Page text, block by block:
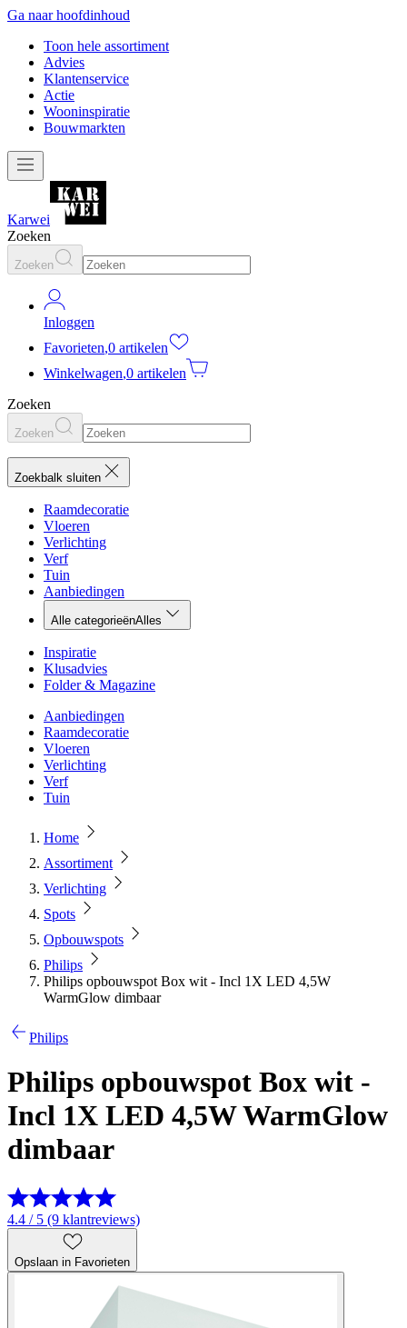
Ga naar hoofdinhoud
Toon hele assortiment
Advies
Klantenservice
Actie
Wooninspiratie
Bouwmarkten
Karwei
Zoeken
Zoeken
Inloggen
Favorieten,0 artikelen
Winkelwagen,0 artikelen
Zoeken
Zoeken
Zoekbalk sluiten
Raamdecoratie
Vloeren
Verlichting
Verf
Tuin
Aanbiedingen
Alle categorieënAlles
Inspiratie
Klusadvies
Folder & Magazine
Aanbiedingen
Raamdecoratie
Vloeren
Verlichting
Verf
Tuin
Home
Assortiment
Verlichting
Spots
Opbouwspots
Philips
Philips opbouwspot Box wit - Incl 1X LED 4,5W
WarmGlow dimbaar
Philips
Philips opbouwspot Box wit -
Incl 1X LED 4,5W WarmGlow
dimbaar
4.4 / 5 (9 klantreviews)
Opslaan in Favorieten